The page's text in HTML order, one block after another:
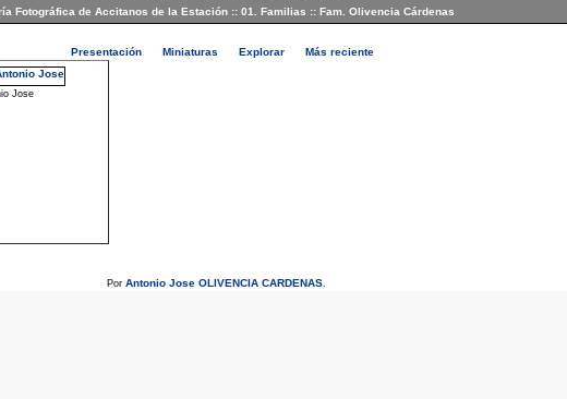
Fotográfica de Accitanos de la Estación :: 01. Familias :: Fam. Olivencia Cárdenas
Presentación Miniaturas Explorar Más reciente
Jose
Por Antonio Jose OLIVENCIA CARDENAS.